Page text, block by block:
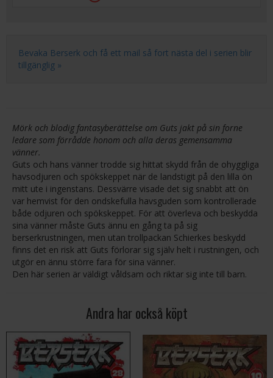
Bevaka Berserk och få ett mail så fort nästa del i serien blir
tillgänglig »
Mörk och blodig fantasyberättelse om Guts jakt på sin forne
ledare som förrådde honom och alla deras gemensamma
vänner.
Guts och hans vänner trodde sig hittat skydd från de ohyggliga
havsodjuren och spökskeppet när de landstigit på den lilla ön
mitt ute i ingenstans. Dessvärre visade det sig snabbt att ön
var hemvist för den ondskefulla havsguden som kontrollerade
både odjuren och spökskeppet. För att överleva och beskydda
sina vänner måste Guts ännu en gång ta på sig
berserkrustningen, men utan trollpackan Schierkes beskydd
finns det en risk att Guts förlorar sig själv helt i rustningen, och
utgör en ännu större fara för sina vänner.
Den här serien är väldigt våldsam och riktar sig inte till barn.
Andra har också köpt